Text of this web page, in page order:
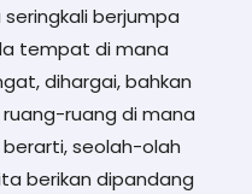
berjumpa
tempat di mana
dihargai, bahkan
ruang-ruang di mana
seolah-olah
berikan dipandang